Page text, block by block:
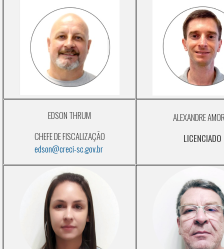
EDSON THRUM
CHEFE DE FISCALIZAÇÃO
edson@creci-sc.gov.br
ALEXANDRE
LICENCIADO